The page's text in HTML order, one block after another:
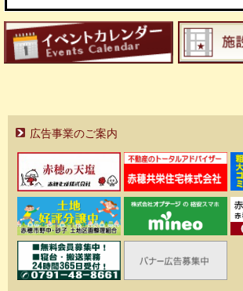
広告事業のご案内